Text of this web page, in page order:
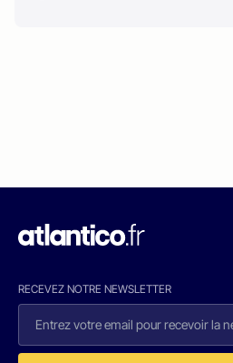
RECEVEZ NOTRE NEWSLETTER